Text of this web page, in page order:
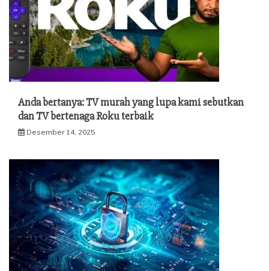
Anda bertanya: TV murah yang lupa kami sebutkan
dan TV bertenaga Roku terbaik
Desember 14, 2025